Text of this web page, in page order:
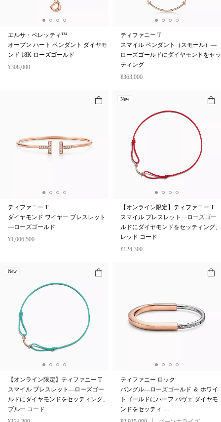
エルサ・ペレッティ™
オープン ハート ペンダント ダイヤモ
ンド 18K ローズゴールド
¥308,000
ティファニー T
スマイル ペンダント（スモール）—
ローズゴールドにダイヤモンドをセッ
ティング
¥363,000
ティファニー T
ダイヤモンド ワイヤー ブレスレット
—ローズゴールド
¥1,006,500
New
【オンライン限定】ティファニー T
スマイル ブレスレット—ローズゴー
ルドにダイヤモンドをセッティング、
レッド コード
¥124,300
New
【オンライン限定】ティファニー T
スマイル ブレスレット—ローズゴー
ルドにダイヤモンドをセッティング、
ブルー コード
ティファニー ロック
バングル—ローズゴールド ＆ ホワイ
トゴールドにハーフ パヴェ ダイヤモ
ンドをセッティ …